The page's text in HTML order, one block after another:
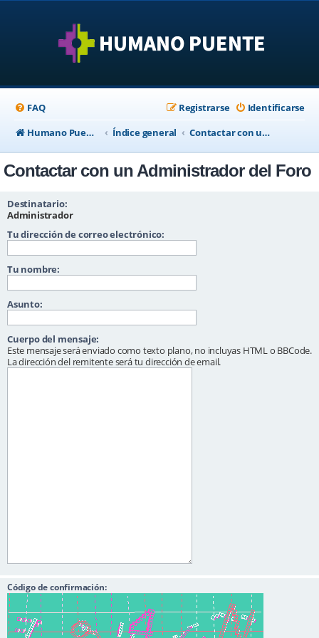
FAQ Identificarse
Registrarse
Humano Puente Empresas
Índice general Contactar con un Administrador del Foro
Contactar con un Administrador del Foro
Destinatario:
Administrador
Tu dirección de correo electrónico:
Tu nombre:
Asunto:
Cuerpo del mensaje:
Este mensaje será enviado como texto plano, no incluyas HTML o BBCode.
La dirección del remitente será tu dirección de email.
Código de confirmación: